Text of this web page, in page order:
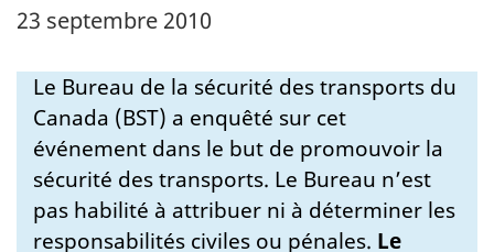
23 septembre 2010
Le Bureau de la sécurité des transports du
Canada (BST) a enquêté sur cet
événement dans le but de promouvoir la
sécurité des transports. Le Bureau n’est
pas habilité à attribuer ni à déterminer les
responsabilités civiles ou pénales. Le